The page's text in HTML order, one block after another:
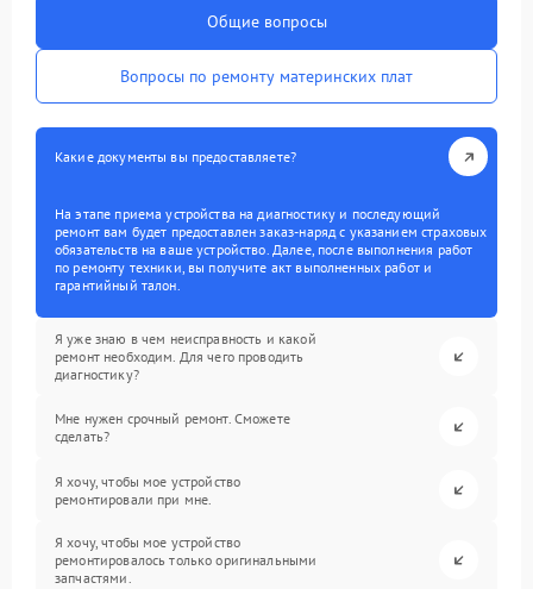
Общие вопросы
Вопросы по ремонту материнских плат
Какие документы вы предоставляете?
На этапе приема устройства на диагностику и последующий
ремонт вам будет предоставлен заказ-наряд с указанием страховых
обязательств на ваше устройство. Далее, после выполнения работ
по ремонту техники, вы получите акт выполненных работ и
гарантийный талон.
Я уже знаю в чем неисправность и какой
ремонт необходим. Для чего проводить
диагностику?
Мне нужен срочный ремонт. Сможете
сделать?
Я хочу, чтобы мое устройство
ремонтировали при мне.
Я хочу, чтобы мое устройство
ремонтировалось только оригинальными
запчастями.